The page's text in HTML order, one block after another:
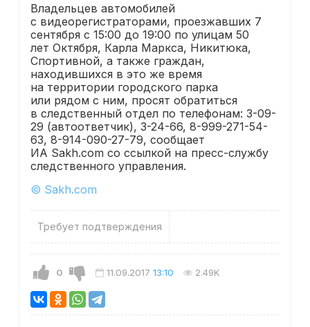
Владельцев автомобилей
с видеорегистраторами, проезжавших 7
сентября с 15:00 до 19:00 по улицам 50
лет Октября, Карла Маркса, Никитюка,
Спортивной, а также граждан,
находившихся в это же время
на территории городского парка
или рядом с ним, просят обратиться
в следственный отдел по телефонам: 3-09-
29 (автоответчик), 3-24-66, 8-999-271-54-
63, 8-914-090-27-79, сообщает
ИА Sakh.com со ссылкой на пресс-службу
следственного управления.
© Sakh.com
Требует подтверждения
0 11.09.2017 13:10 2.49K